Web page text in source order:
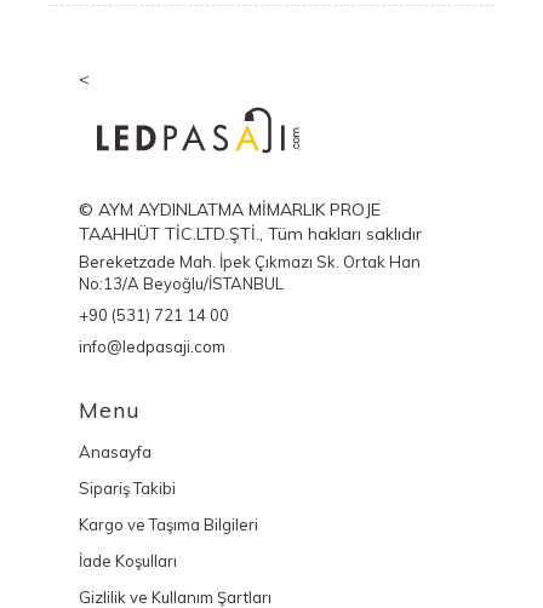
<
© AYM AYDINLATMA MİMARLIK PROJE
TAAHHÜT TİC.LTD.ŞTİ., Tüm hakları saklıdır
Bereketzade Mah. İpek Çıkmazı Sk. Ortak Han
No:13/A Beyoğlu/İSTANBUL
+90 (531) 721 14 00
info@ledpasaji.com
Menu
Anasayfa
Sipariş Takibi
Kargo ve Taşıma Bilgileri
İade Koşulları
Gizlilik ve Kullanım Şartları